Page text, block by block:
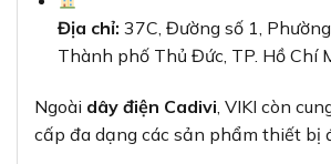
Địa chỉ: 37C, Đường số 1,
Thành phố Thủ Đức, TP. Hồ Chí
Ngoài dây điện Cadivi , VIKI còn
cấp đa dạng các sản phẩm thiết bị